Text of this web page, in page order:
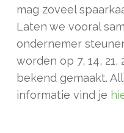
mag zoveel
Laten we vooral
ondernemer
worden op 7, 14,
bekend gemaakt.
informatie vind je